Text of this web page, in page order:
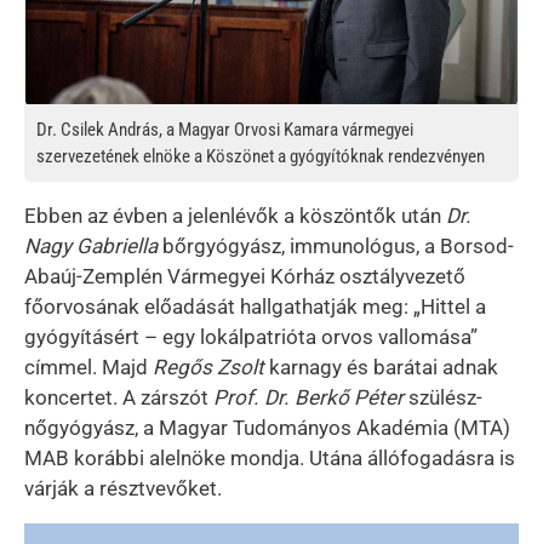
Dr. Csilek András, a Magyar Orvosi Kamara vármegyei
szervezetének elnöke a Köszönet a gyógyítóknak rendezvényen
Ebben az évben a jelenlévők a köszöntők után Dr.
Nagy Gabriellabőrgyógyász, immunológus, a Borsod-
Abaúj-Zemplén Vármegyei Kórház osztályvezető
főorvosának előadását hallgathatják meg: „Hittel a
gyógyításért – egy lokálpatrióta orvos vallomása”
címmel. Majd Regős Zsoltkarnagy és barátai adnak
koncertet. A zárszót Prof. Dr. Berkő Péterszülész-
nőgyógyász, a Magyar Tudományos Akadémia (MTA)
MAB korábbi alelnöke mondja. Utána állófogadásra is
várják a résztvevőket.